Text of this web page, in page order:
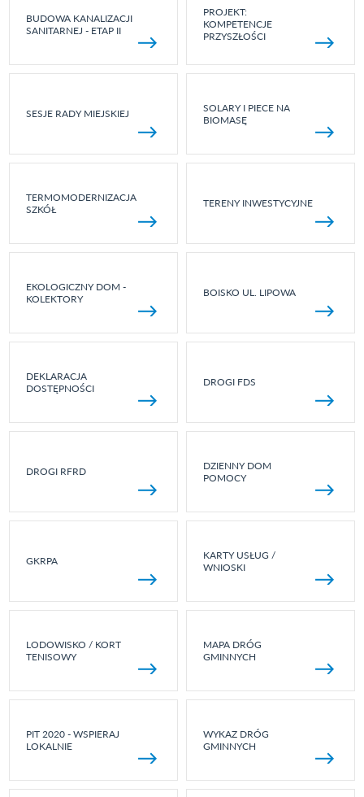
BUDOWA KANALIZACJI
SANITARNEJ - ETAP II
PROJEKT:
KOMPETENCJE
PRZYSZŁOŚCI
SESJE RADY MIEJSKIEJ
SOLARY I PIECE NA
BIOMASĘ
TERMOMODERNIZACJA
SZKÓŁ
TERENY INWESTYCYJNE
EKOLOGICZNY DOM -
KOLEKTORY
BOISKO UL. LIPOWA
DEKLARACJA
DOSTĘPNOŚCI
DROGI FDS
DROGI RFRD
DZIENNY DOM
POMOCY
GKRPA
KARTY USŁUG /
WNIOSKI
LODOWISKO / KORT
TENISOWY
MAPA DRÓG
GMINNYCH
PIT 2020 - WSPIERAJ
LOKALNIE
WYKAZ DRÓG
GMINNYCH